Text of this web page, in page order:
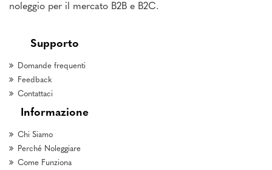
noleggio per il mercato B2B e B2C.
Supporto
Domande frequenti
Feedback
Contattaci
Informazione
Chi Siamo
Perché Noleggiare
Come Funziona